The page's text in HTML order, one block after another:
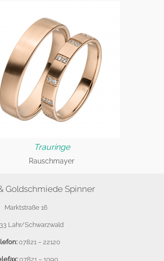
Trauringe
Rauschmayer
Goldschmiede Spinner
Marktstraße 16
Lahr/Schwarzwald
07821 – 22120
07821 – 1090